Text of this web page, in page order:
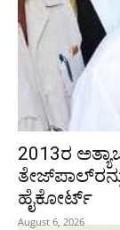
2013ರ
ಹೈಕೋರ್ಟ್
August 6, 2026